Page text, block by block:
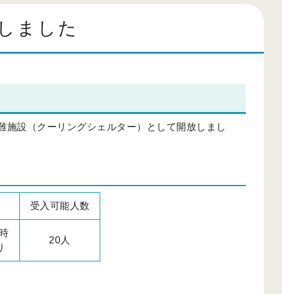
ました
設（クーリングシェルター）として開放しまし
受入可能人数
20人